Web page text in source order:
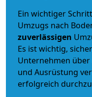
Ein wichtiger
Umzugs nach
zuverlässigen
Es ist wichtig,
Unternehmen
und Ausrüstung
erfolgreich